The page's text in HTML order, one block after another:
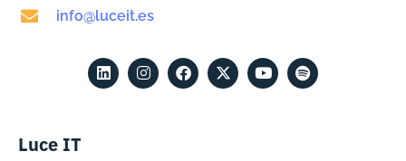
info@luceit.es
Luce IT